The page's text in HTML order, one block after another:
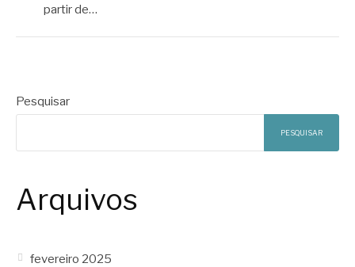
partir de…
Pesquisar
PESQUISAR
Arquivos
fevereiro 2025